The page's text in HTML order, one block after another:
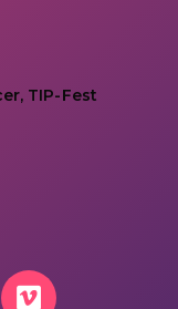
TIP-Fest